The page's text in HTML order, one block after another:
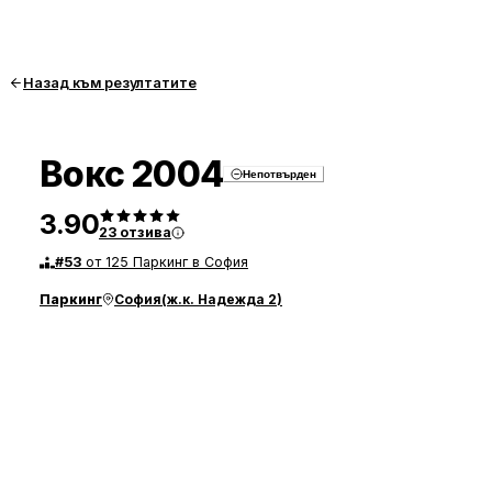
Назад към резултатите
Вокс 2004 Непотвърден
3.9023 отзива
#53 от 125 Паркинг в София
Паркинг София(ж.к. Надежда 2)